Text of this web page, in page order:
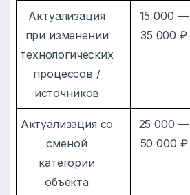
Актуализация
при изменении
технологических
процессов /
источников
15 000 —
35 000 ₽
Актуализация со
сменой
категории
объекта
25 000 —
50 000 ₽